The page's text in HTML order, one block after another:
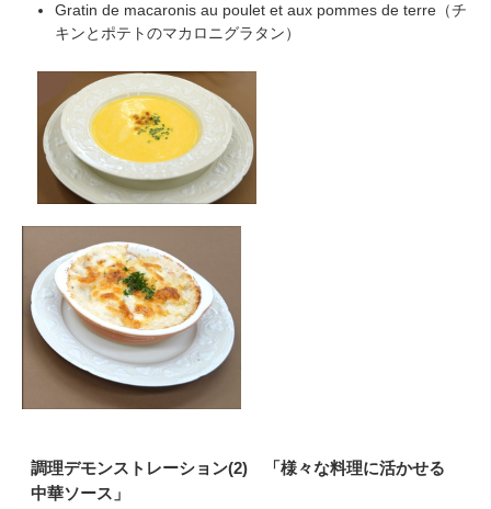
Gratin de macaronis au poulet et aux pommes de terre（チ
キンとポテトのマカロニグラタン）
調理デモンストレーション(2) 「様々な料理に活かせる
中華ソース」